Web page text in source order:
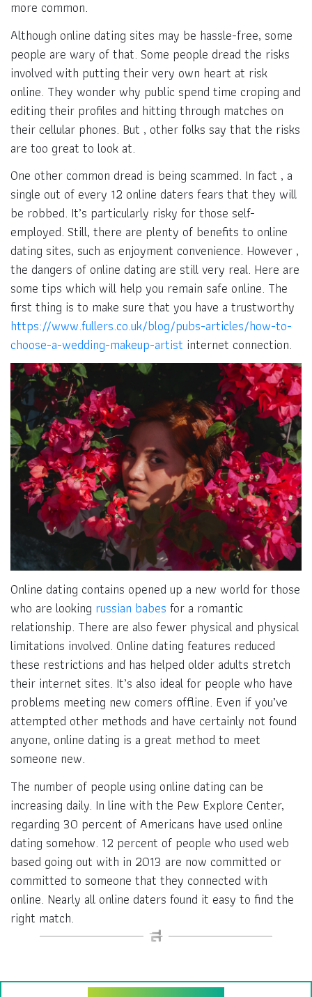
more common.
Although online dating sites may be hassle-free, some
people are wary of that. Some people dread the risks
involved with putting their very own heart at risk
online. They wonder why public spend time croping and
editing their profiles and hitting through matches on
their cellular phones. But , other folks say that the risks
are too great to look at.
One other common dread is being scammed. In fact , a
single out of every 12 online daters fears that they will
be robbed. It’s particularly risky for those self-
employed. Still, there are plenty of benefits to online
dating sites, such as enjoyment convenience. However ,
the dangers of online dating are still very real. Here are
some tips which will help you remain safe online. The
first thing is to make sure that you have a trustworthy
https://www.fullers.co.uk/blog/pubs-articles/how-to-
choose-a-wedding-makeup-artist internet connection.
Online dating contains opened up a new world for those
who are looking russian babes for a romantic
relationship. There are also fewer physical and physical
limitations involved. Online dating features reduced
these restrictions and has helped older adults stretch
their internet sites. It’s also ideal for people who have
problems meeting new comers offline. Even if you’ve
attempted other methods and have certainly not found
anyone, online dating is a great method to meet
someone new.
The number of people using online dating can be
increasing daily. In line with the Pew Explore Center,
regarding 30 percent of Americans have used online
dating somehow. 12 percent of people who used web
based going out with in 2013 are now committed or
committed to someone that they connected with
online. Nearly all online daters found it easy to find the
right match.